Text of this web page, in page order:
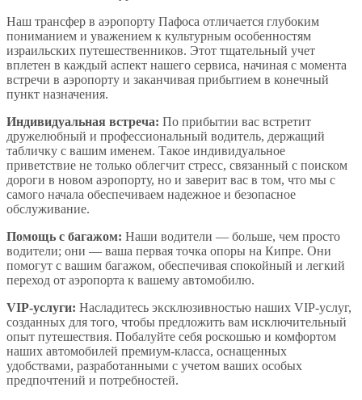
Наш трансфер в аэропорту Пафоса отличается глубоким
пониманием и уважением к культурным особенностям
израильских путешественников. Этот тщательный учет
вплетен в каждый аспект нашего сервиса, начиная с момента
встречи в аэропорту и заканчивая прибытием в конечный
пункт назначения.
Индивидуальная встреча: По прибытии вас встретит
дружелюбный и профессиональный водитель, держащий
табличку с вашим именем. Такое индивидуальное
приветствие не только облегчит стресс, связанный с поиском
дороги в новом аэропорту, но и заверит вас в том, что мы с
самого начала обеспечиваем надежное и безопасное
обслуживание.
Помощь с багажом: Наши водители — больше, чем просто
водители; они — ваша первая точка опоры на Кипре. Они
помогут с вашим багажом, обеспечивая спокойный и легкий
переход от аэропорта к вашему автомобилю.
VIP-услуги: Насладитесь эксклюзивностью наших VIP-услуг,
созданных для того, чтобы предложить вам исключительный
опыт путешествия. Побалуйте себя роскошью и комфортом
наших автомобилей премиум-класса, оснащенных
удобствами, разработанными с учетом ваших особых
предпочтений и потребностей.